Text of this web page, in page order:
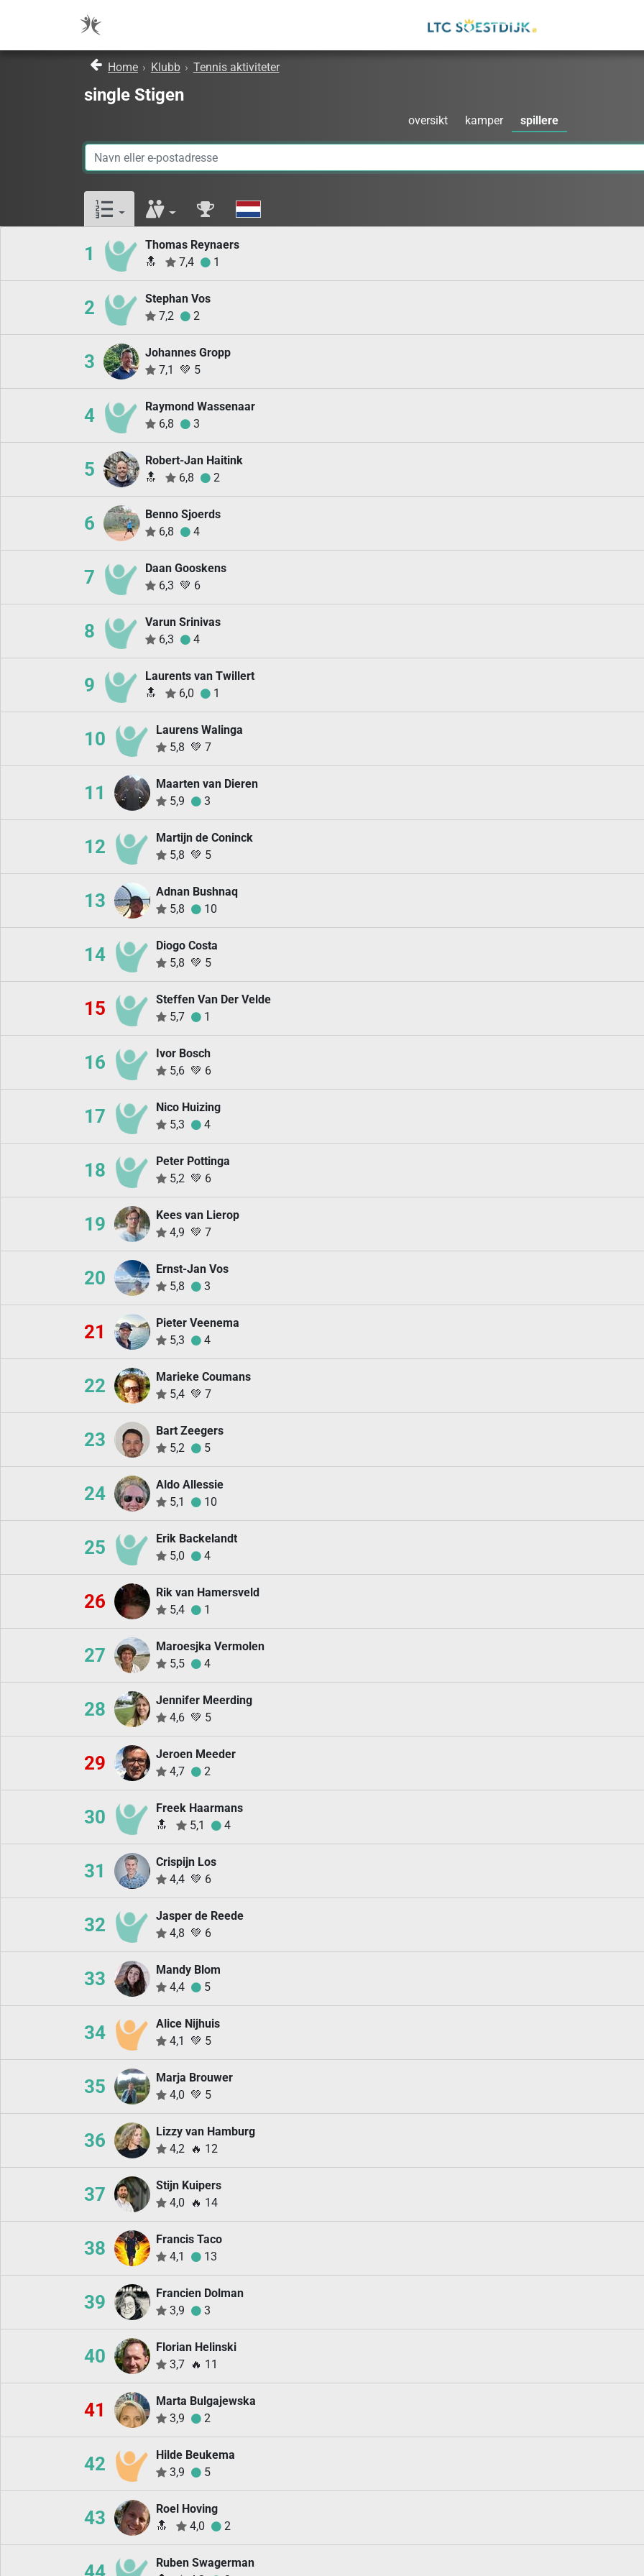
Home › Klubb › Tennis aktiviteter
single Stigen
oversikt kamper spillere
1
Thomas Reynaers
🔝
7,4 1
2
Stephan Vos
7,2
2
3
Johannes Gropp
7,1
💚 5
4
Raymond Wassenaar
6,8
3
5
Robert-Jan Haitink
🔝
6,8 2
6
Benno Sjoerds
6,8
4
7
Daan Gooskens
6,3 💚 6
8
Varun Srinivas
6,3
4
9
Laurents van Twillert
🔝
6,0 1
10
Laurens Walinga
5,8 💚 7
11
Maarten van Dieren
5,9
3
12
Martijn de Coninck
5,8 💚 5
13
Adnan Bushnaq
5,8
10
14
Diogo Costa
5,8 💚 5
15
Steffen Van Der Velde
5,7
1
16
Ivor Bosch
5,6 💚 6
17
Nico Huizing
5,3
4
18
Peter Pottinga
5,2 💚 6
19
Kees van Lierop
4,9 💚 7
20
Ernst-Jan Vos
5,8
3
21
Pieter Veenema
5,3
4
22
Marieke Coumans
5,4 💚 7
23
Bart Zeegers
5,2
5
24
Aldo Allessie
5,1
10
25
Erik Backelandt
5,0
4
26
Rik van Hamersveld
5,4
1
27
Maroesjka Vermolen
5,5
4
28
Jennifer Meerding
4,6 💚 5
29
Jeroen Meeder
4,7
2
30
Freek Haarmans
🔝
5,1 4
31
Crispijn Los
4,4 💚 6
32
Jasper de Reede
4,8 💚 6
33
Mandy Blom
4,4
5
34
Alice Nijhuis
4,1
💚 5
35
Marja Brouwer
4,0 💚 5
36
Lizzy van Hamburg
4,2 🔥 12
37
Stijn Kuipers
4,0
🔥 14
38
Francis Taco
4,1
13
39
Francien Dolman
3,9
3
40
Florian Helinski
3,7 🔥 11
41
Marta Bulgajewska
3,9
2
42
Hilde Beukema
3,9
5
43
Roel Hoving
🔝
4,0 2
Ruben Swagerman